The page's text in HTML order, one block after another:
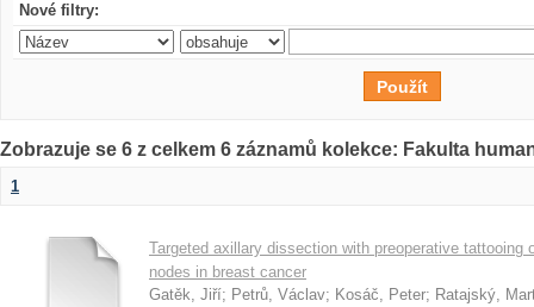
Nové filtry:
Zobrazuje se 6 z celkem 6 záznamů kolekce: Fakulta
1
Targeted axillary dissection with preoperative tattooing
nodes in breast cancer
Gatěk, Jiří; Petrů, Václav; Kosáč, Peter; Ratajský,